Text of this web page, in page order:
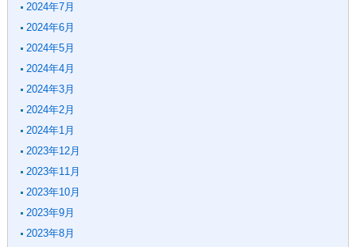
2024年7月
2024年6月
2024年5月
2024年4月
2024年3月
2024年2月
2024年1月
2023年12月
2023年11月
2023年10月
2023年9月
2023年8月